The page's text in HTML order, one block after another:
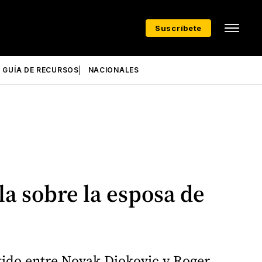
Suscríbete
GUÍA DE RECURSOS NACIONALES
sobre la esposa de